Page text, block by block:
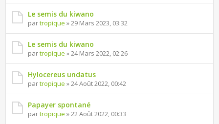
Le semis du kiwano
partropique » 29 Mars 2023, 03:32
Le semis du kiwano
partropique » 24 Mars 2022, 02:26
Hylocereus undatus
partropique » 24 Août 2022, 00:42
Papayer spontané
partropique » 22 Août 2022, 00:33